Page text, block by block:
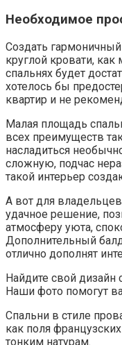
Необходимое
Создать
круглой кровати,
спальнях будет
хотелось бы
квартир и не
Малая площадь
всех преимуществ
насладиться
сложную, подчас
такой интерьер
А вот для
удачное решение,
атмосферу уюта,
Дополнительный
отлично дополнят
Найдите свой дизайн
Наши фото помогут
Спальни в стиле
как поля
тонким натурам.